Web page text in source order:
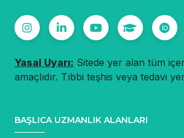
Yasal Uyarı: Sitede yer alan tüm
amaçlıdır. Tıbbi teşhis veya tedavi
BAŞLICA UZMANLIK ALANLARI